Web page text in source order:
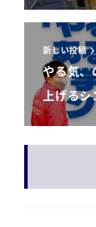
新しい投稿
やる気、
上げるシ